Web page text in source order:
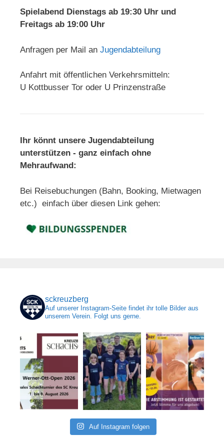
Spielabend Dienstags ab 19:30 Uhr und
Freitags ab 19:00 Uhr
Anfragen per Mail an Jugendabteilung
Anfahrt mit öffentlichen Verkehrsmitteln:
U Kottbusser Tor oder U Prinzenstraße
Ihr könnt unsere Jugendabteilung
unterstützen - ganz einfach ohne
Mehraufwand:
Bei Reisebuchungen (Bahn, Booking, Mietwagen
etc.) einfach über diesen Link gehen:
sckreuzberg
Auf unserer Instagram-Seite findet ihr tolle Bilder aus
unserem Verein. Folgt uns gerne.
Auf Instagram folgen